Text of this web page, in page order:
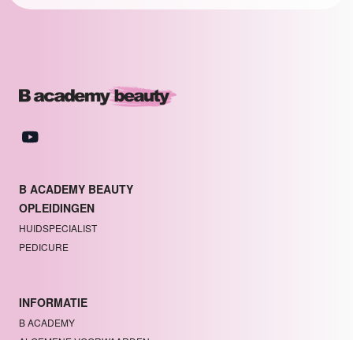
B ACADEMY BEAUTY
OPLEIDINGEN
HUIDSPECIALIST
PEDICURE
INFORMATIE
B ACADEMY